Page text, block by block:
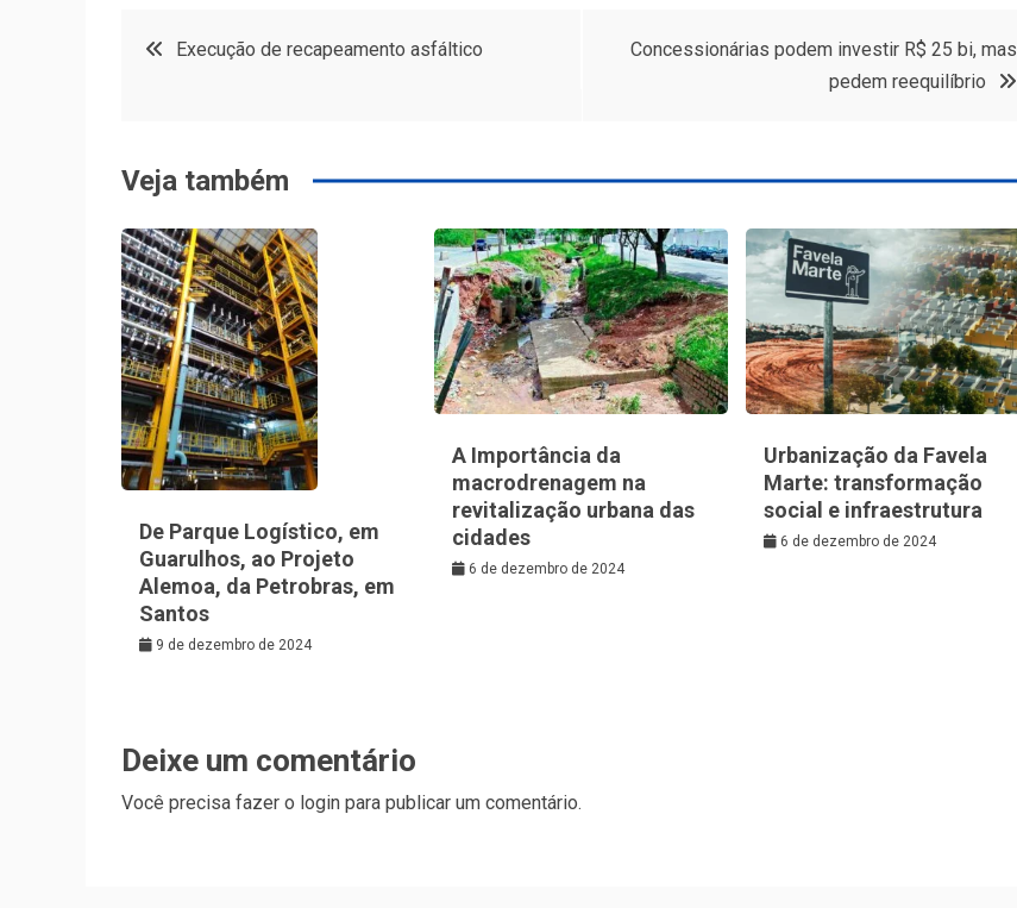
Navegação
Post
Execução de recapeamento asfáltico
Concessionárias podem investir R$ 25 bi, mas
pedem reequilíbrio
Veja também
De Parque Logístico, em
Guarulhos, ao Projeto
Alemoa, da Petrobras, em
Santos
9 de dezembro de 2024
A Importância da
macrodrenagem na
revitalização urbana das
cidades
6 de dezembro de 2024
Urbanização da Favela
Marte: transformação
social e infraestrutura
6 de dezembro de 2024
Deixe um comentário
Você precisa fazer o login para publicar um comentário.